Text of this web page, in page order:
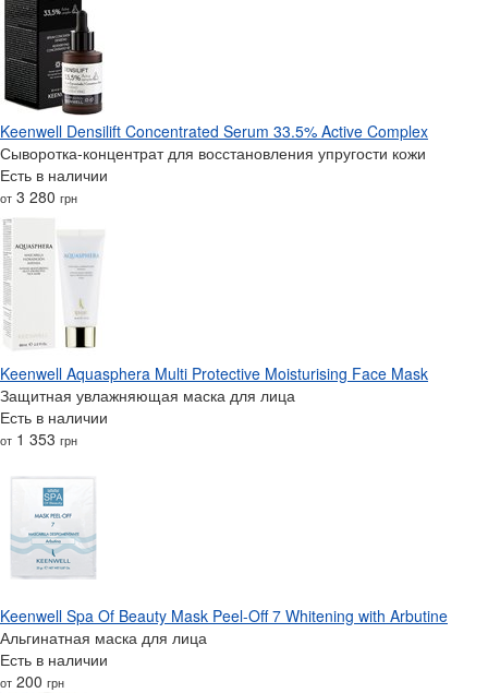
Keenwell Densilift Concentrated Serum 33.5% Active Complex
Сыворотка-концентрат для восстановления упругости кожи
Есть в наличии
от 3 280 грн
Keenwell Aquasphera Multi Protective Moisturising Face Mask
Защитная увлажняющая маска для лица
Есть в наличии
от 1 353 грн
Keenwell Spa Of Beauty Mask Peel-Off 7 Whitening with Arbutine
Альгинатная маска для лица
Есть в наличии
от 200 грн